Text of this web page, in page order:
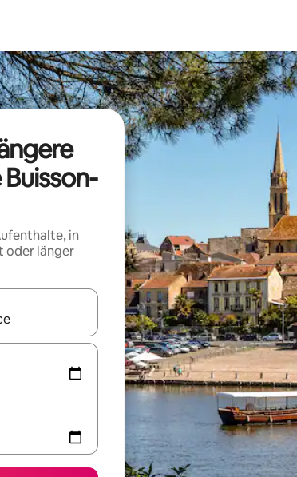
in
oder länger
mit den Pfeiltasten nach oben und unten oder